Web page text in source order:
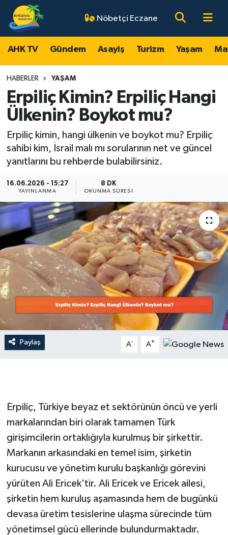
Nöbetçi Eczane
AHK TV Gündem Asayiş Turizm Yaşam
HABERLER YAŞAM
Erpiliç Kimin? Erpiliç Hangi
Ülkenin? Boykot mu?
Erpiliç kimin, hangi ülkenin ve boykot mu? Erpiliç
sahibi kim, İsrail malı mı sorularının net ve güncel
yanıtlarını bu rehberde bulabilirsiniz.
16.06.2026 - 15:27
YAYINLANMA
8 DK
OKUNMA SÜRESI
Paylaş A- A+
Erpiliç, Türkiye beyaz et sektörünün öncü ve yerli
markalarından biri olarak tamamen Türk
girişimcilerin ortaklığıyla kurulmuş bir şirkettir.
Markanın arkasındaki en temel isim, şirketin
kurucusu ve yönetim kurulu başkanlığı görevini
yürüten Ali Ericek'tir. Ali Ericek ve Ericek ailesi,
şirketin hem kuruluş aşamasında hem de bugünkü
devasa üretim tesislerine ulaşma sürecinde tüm
yönetimsel gücü ellerinde bulundurmaktadır.
AHK TV
Gündem
Asayiş
Turizm
Yaşam
Ekonomi
Spor
Dünya
Resmi Reklamlar
Antalya Nöbetçi Eczaneler
Antalya Hava Durumu
Antalya Namaz Vakitleri
Antalya Trafik Yoğunluk Haritası
Süper Lig Puan Durumu ve Fikstür
Son Dakika Haberleri
Haber Arşivi